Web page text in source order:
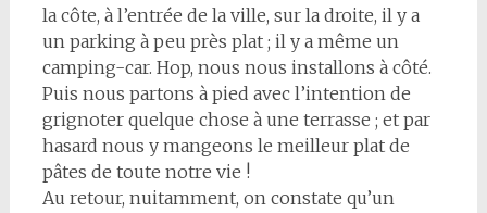
la côte, à l’entrée de la ville, sur la droite, il y a
un parking à peu près plat ; il y a même un
camping-car. Hop, nous nous installons à côté.
Puis nous partons à pied avec l’intention de
grignoter quelque chose à une terrasse ; et par
hasard nous y mangeons le meilleur plat de
pâtes de toute notre vie !
Au retour, nuitamment, on constate qu’un